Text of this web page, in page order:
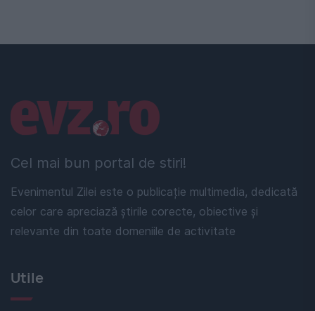
Cel mai bun portal de stiri!
Evenimentul Zilei este o publicație multimedia, dedicată
celor care apreciază știrile corecte, obiective și
relevante din toate domeniile de activitate
Linkuri utile
Utile